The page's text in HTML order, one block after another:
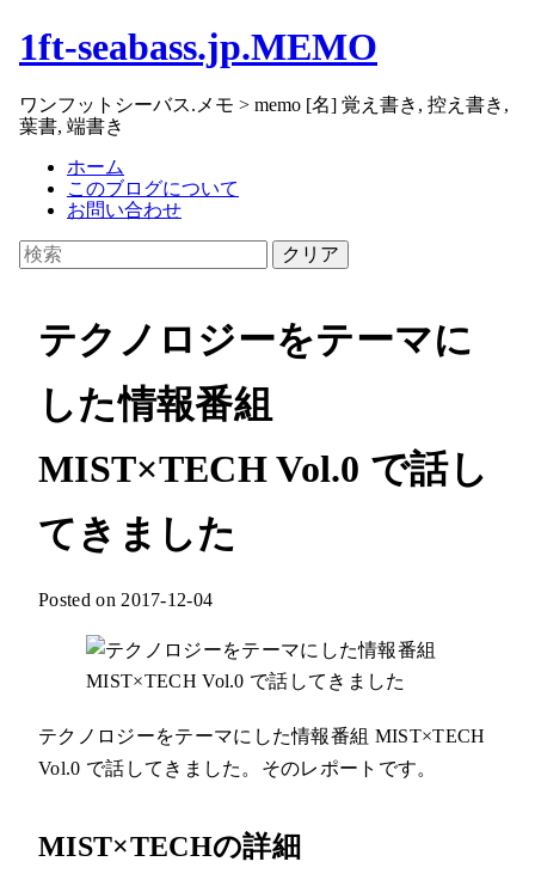
1ft-seabass.jp.MEMO
ワンフットシーバス.メモ > memo [名] 覚え書き, 控え書き,
葉書, 端書き
ホーム
このブログについて
お問い合わせ
クリア
テクノロジーをテーマに
した情報番組
MIST×TECH Vol.0 で話し
てきました
Posted on 2017-12-04
テクノロジーをテーマにした情報番組 MIST×TECH
Vol.0 で話してきました。そのレポートです。
MIST×TECHの詳細